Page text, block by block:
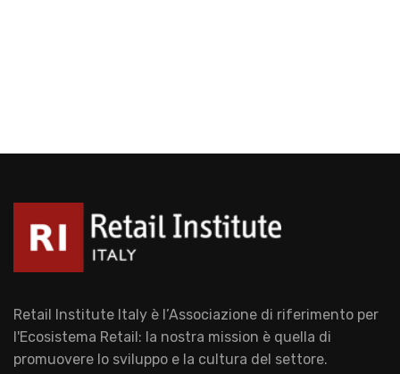
Retail Institute Italy è l’Associazione di riferimento per
l'Ecosistema Retail: la nostra mission è quella di
promuovere lo sviluppo e la cultura del settore.